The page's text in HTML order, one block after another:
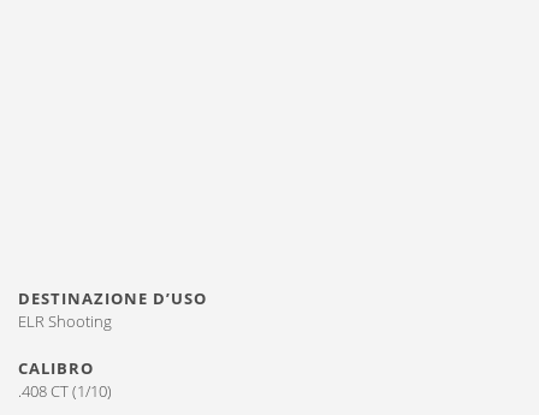
DESTINAZIONE D’USO
ELR Shooting
CALIBRO
.408 CT (1/10)